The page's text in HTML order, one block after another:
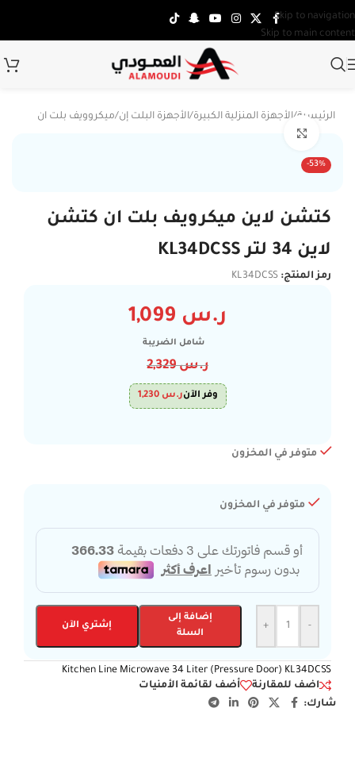
Skip to navigation
Skip to main content
الرئيسية/الأجهزة المنزلية الكبيرة/الأجهزة البلت إن/ميكروويف بلت ان
-53%
كتشن لاين ميكرويف بلت ان كتشن
لاين 34 لتر KL34DCSS
رمز المنتج: KL34DCSS
ر.س
شامل الضريبة
ر.س2,329
وفر الآنر.س 1,230
متوفر في المخزون
متوفر في المخزون
-
+
إضافة إلى
السلة
إشتري الآن
Kitchen Line Microwave 34 Liter (Pressure Door) KL34DCSS
اضف للمقارنة
أضف لقائمة الأمنيات
شارك: